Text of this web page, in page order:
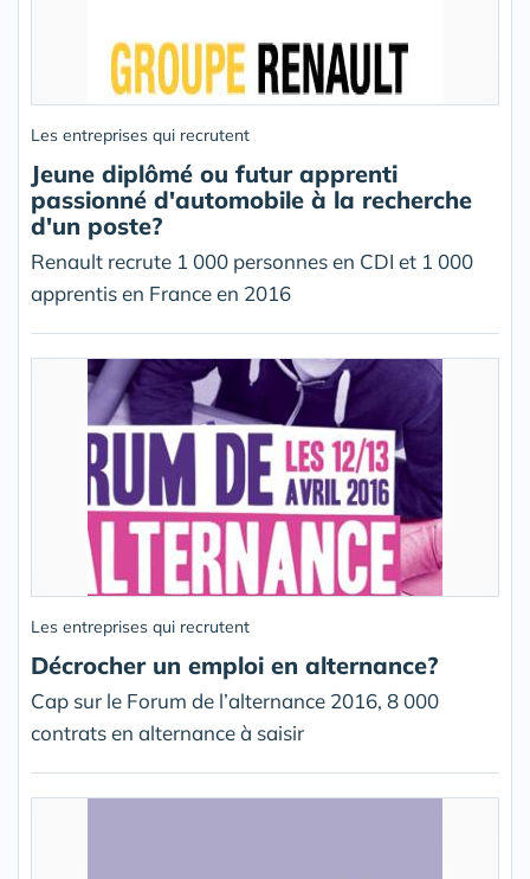
Les entreprises qui recrutent
Jeune diplômé ou futur apprenti
passionné d'automobile à la recherche
d'un poste?
Renault recrute 1 000 personnes en CDI et 1 000
apprentis en France en 2016
Les entreprises qui recrutent
Décrocher un emploi en alternance?
Cap sur le Forum de l’alternance 2016, 8 000
contrats en alternance à saisir